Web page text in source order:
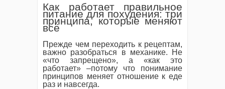
Как работает правильное
питание для похудения: три
принципа, которые меняют
всё
Прежде чем переходить к рецептам,
важно разобраться в механике. Не
«что запрещено», а «как это
работает» –потому что понимание
принципов меняет отношение к еде
раз и навсегда.